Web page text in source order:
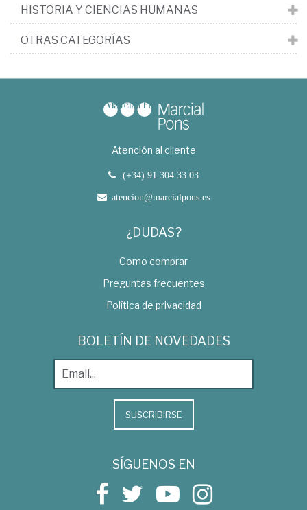
HISTORIA Y CIENCIAS HUMANAS
OTRAS CATEGORÍAS
Atención al cliente
(+34) 91 304 33 03
atencion@marcialpons.es
¿DUDAS?
Como comprar
Preguntas frecuentes
Política de privacidad
BOLETÍN DE NOVEDADES
SUSCRIBIRSE
SÍGUENOS EN